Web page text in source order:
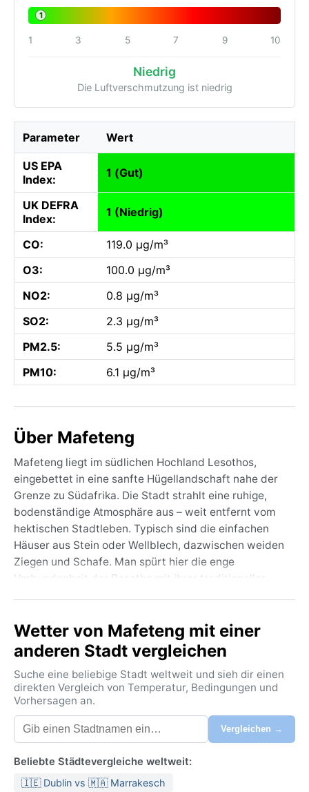
1
1 3 5 7 9 10
Niedrig
Die Luftverschmutzung ist niedrig
Parameter Wert
US EPA
Index:
1 (Gut)
UK DEFRA
Index:
1 (Niedrig)
CO:
119.0 µg/m³
O3:
100.0 µg/m³
NO2:
0.8 µg/m³
SO2:
2.3 µg/m³
PM2.5:
5.5 µg/m³
PM10:
6.1 µg/m³
Über Mafeteng
Mafeteng liegt im südlichen Hochland Lesothos,
eingebettet in eine sanfte Hügellandschaft nahe der
Grenze zu Südafrika. Die Stadt strahlt eine ruhige,
bodenständige Atmosphäre aus – weit entfernt vom
hektischen Stadtleben. Typisch sind die einfachen
Häuser aus Stein oder Wellblech, dazwischen weiden
Ziegen und Schafe. Man spürt hier die enge
Verbundenheit der Basotho mit ihrer traditionellen
Bergpanoramen und die klare, trockene Luft machen
den Reiz aus. Mafeteng ist ein Ort, an dem das Leben
im Rhythmus der Jahreszeiten pulsiert und die Zeit
etwas langsamer zu vergehen scheint.
Das Klima entspricht der Köppen-Klasse Cwb, einem
subtropischen Hochlandklima mit milden Sommern
und deutlich kühleren Wintern. Von Dezember bis
zwischen 25 und 28 Grad, es gibt häufig
nachmittägliche Gewitter – die jährlichen
Wetter von Mafeteng mit einer
anderen Stadt vergleichen
Suche eine beliebige Stadt weltweit und sieh dir einen
direkten Vergleich von Temperatur, Bedingungen und
Vorhersagen an.
Vergleichen →
Beliebte Städtevergleiche weltweit:
🇮🇪 Dublin vs 🇲🇦 Marrakesch